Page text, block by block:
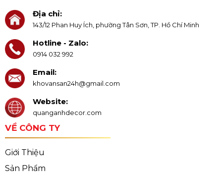
Địa chỉ:
143/12 Phan Huy Ích, phường Tân Sơn, TP. Hồ Chí Minh
Hotline - Zalo:
0914 032 992
Email:
khovansan24h@gmail.com
Website:
quanganhdecor.com
VỀ CÔNG TY
Giới Thiệu
Sản Phẩm